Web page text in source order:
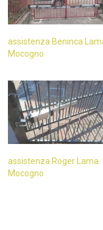
assistenza Beninca
Mocogno
assistenza Roger Lama
Mocogno